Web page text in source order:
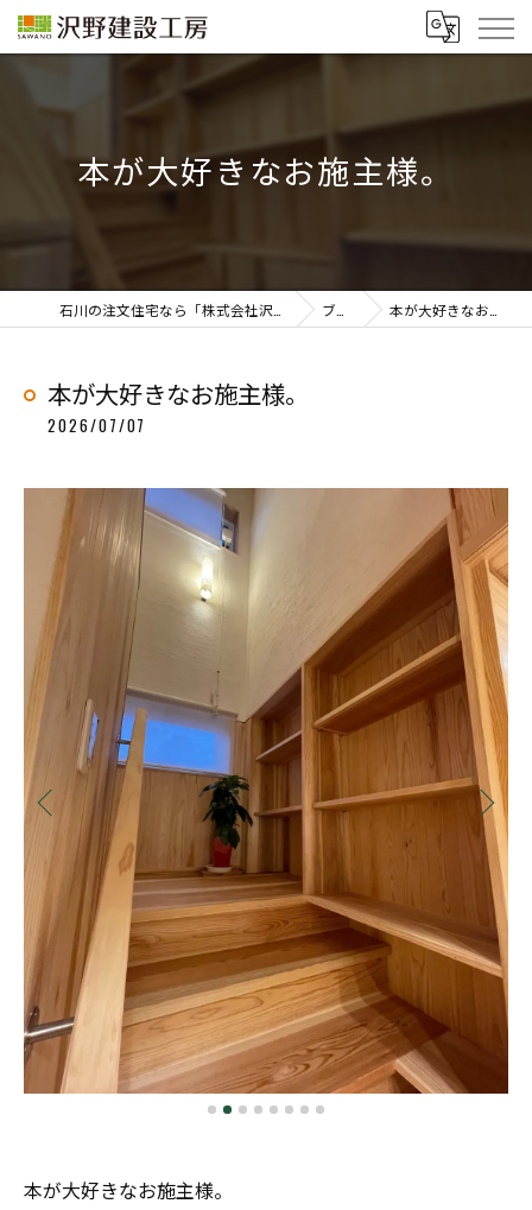
本が大好きなお施主様。
ブログ 本が大好きなお施主様。
本が大好きなお施主様。
2026/07/07
本が大好きなお施主様。